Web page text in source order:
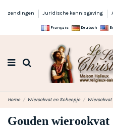
zendingen Juridische kennisgeving
Français Deutsch
Home Wierookvat en Scheepje Wierookvat
Gouden wierookvat